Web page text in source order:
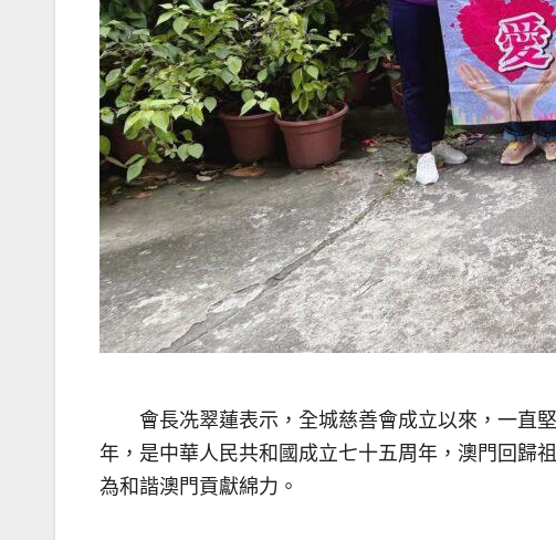
會長冼翠蓮表示，全城慈善會成立以來，一直
年，是中華人民共和國成立七十五周年，澳門回歸
為和諧澳門貢獻綿力。